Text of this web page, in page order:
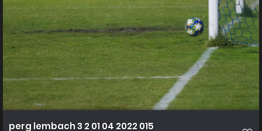
perg lembach 3 2 01 04 2022 015